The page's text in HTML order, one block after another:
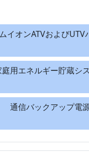
イオンATVおよびUTV
庭用エネルギー貯蔵シ
通信バックアップ電